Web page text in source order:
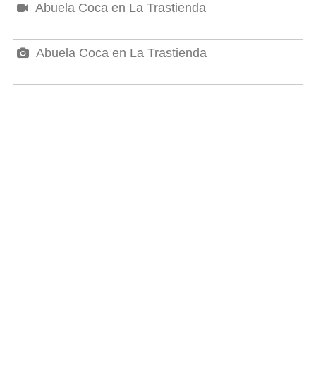
Abuela Coca en La Trastienda
Abuela Coca en La Trastienda